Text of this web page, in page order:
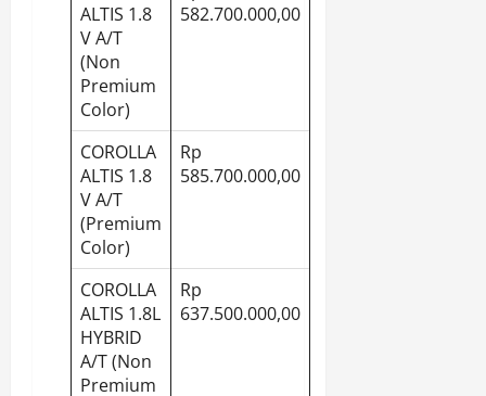
ALTIS 1.8
V A/T
(Non
Premium
Color)
582.700.000,00
COROLLA
ALTIS 1.8
V A/T
(Premium
Color)
Rp
585.700.000,00
COROLLA
ALTIS 1.8L
HYBRID
A/T (Non
Premium
Rp
637.500.000,00